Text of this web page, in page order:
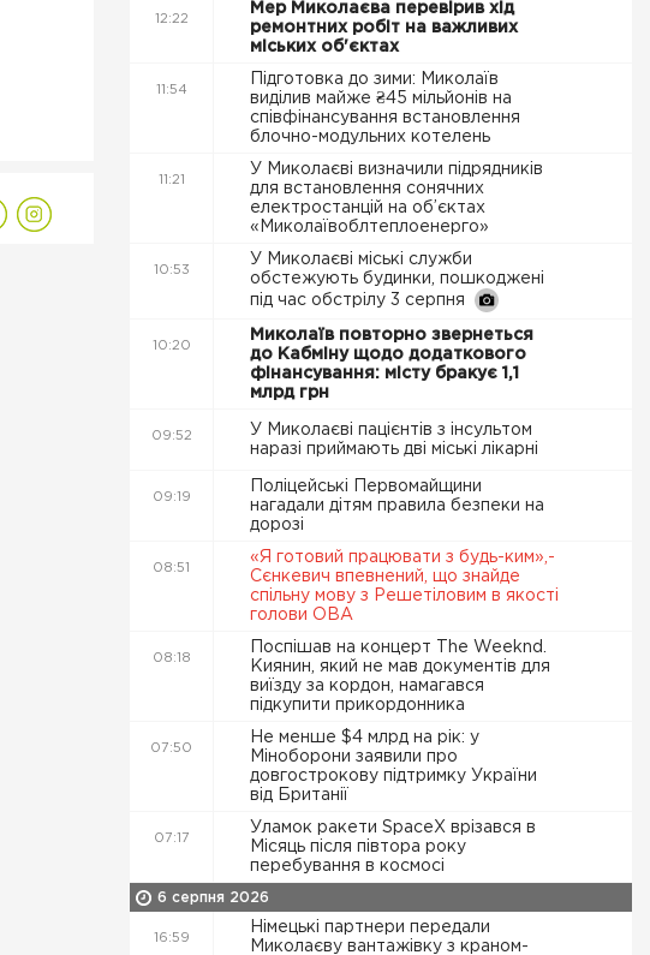
12:22
Мер Миколаєва перевірив хід
ремонтних робіт на важливих
міських об'єктах
11:54
Підготовка до зими: Миколаїв
виділив майже ₴45 мільйонів на
співфінансування встановлення
блочно-модульних котелень
11:21
У Миколаєві визначили підрядників
для встановлення сонячних
електростанцій на об’єктах
«Миколаївоблтеплоенерго»
10:53
У Миколаєві міські служби
обстежують будинки, пошкоджені
під час обстрілу 3 серпня
10:20
Миколаїв повторно звернеться
до Кабміну щодо додаткового
фінансування: місту бракує 1,1
млрд грн
09:52
У Миколаєві пацієнтів з інсультом
наразі приймають дві міські лікарні
09:19
Поліцейські Первомайщини
нагадали дітям правила безпеки на
дорозі
08:51
«Я готовий працювати з будь-ким»,-
Сєнкевич впевнений, що знайде
спільну мову з Решетіловим в якості
голови ОВА
08:18
Поспішав на концерт The Weeknd.
Киянин, який не мав документів для
виїзду за кордон, намагався
підкупити прикордонника
07:50
Не менше $4 млрд на рік: у
Міноборони заявили про
довгострокову підтримку України
від Британії
07:17
Уламок ракети SpaceX врізався в
Місяць після півтора року
перебування в космосі
6 серпня 2026
16:59
Німецькі партнери передали
Миколаєву вантажівку з краном-